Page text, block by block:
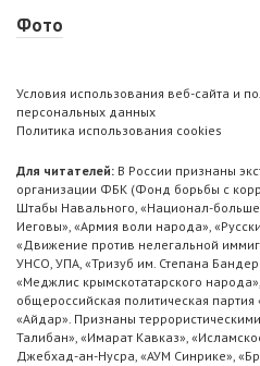
Фото
Условия использования веб-сайта и
персональных данных
Политика использования cookies
Для читателей: В России признаны
организации ФБК (Фонд борьбы с
Штабы Навального, «Национал-
Иеговы», «Армия воли народа»,
«Движение против нелегальной
УНСО, УПА, «Тризуб им. Степана
«Меджлис крымскотатарского
общероссийская политическая партия
«Айдар». Признаны
Талибан», «Имарат Кавказ»,
Джебхад-ан-Нусра, «АУМ Синрике»,